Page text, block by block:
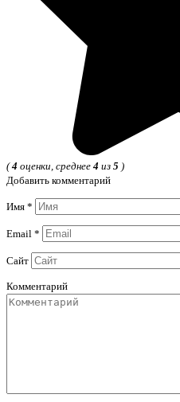
(4 оценки, среднее 4 из 5 )
Добавить комментарий
Имя *
Email *
Сайт
Комментарий